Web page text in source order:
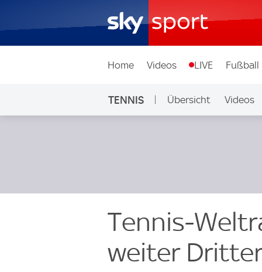
Home Videos LIVE Fußball
TENNIS Übersicht Videos
Tennis-
weiter